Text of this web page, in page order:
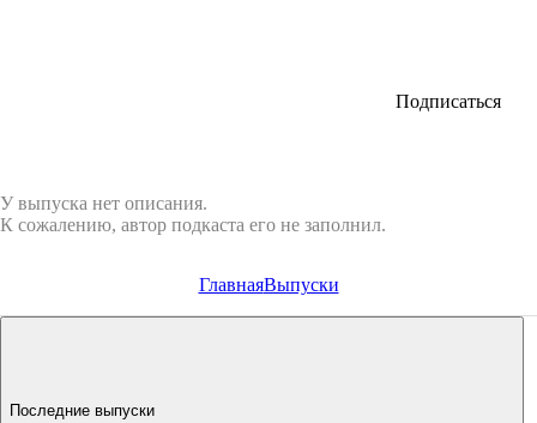
Подписаться
У выпуска нет описания.
К сожалению, автор подкаста его не заполнил.
ГлавнаяВыпуски
Последние выпуски